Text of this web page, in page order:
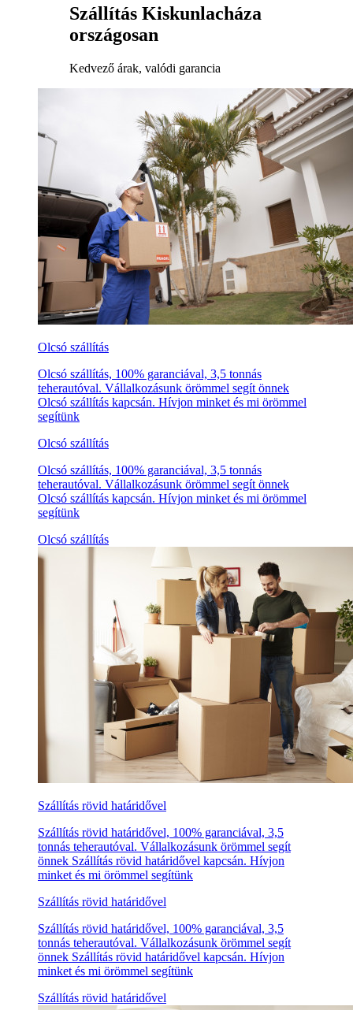
Szállítás Kiskunlacháza
országosan
Kedvező árak, valódi garancia
Olcsó szállítás
Olcsó szállítás, 100% garanciával, 3,5 tonnás
teherautóval. Vállalkozásunk örömmel segít önnek
Olcsó szállítás kapcsán. Hívjon minket és mi örömmel
segítünk
Olcsó szállítás
Olcsó szállítás, 100% garanciával, 3,5 tonnás
teherautóval. Vállalkozásunk örömmel segít önnek
Olcsó szállítás kapcsán. Hívjon minket és mi örömmel
segítünk
Olcsó szállítás
Szállítás rövid határidővel
Szállítás rövid határidővel, 100% garanciával, 3,5
tonnás teherautóval. Vállalkozásunk örömmel segít
önnek Szállítás rövid határidővel kapcsán. Hívjon
minket és mi örömmel segítünk
Szállítás rövid határidővel
Szállítás rövid határidővel, 100% garanciával, 3,5
tonnás teherautóval. Vállalkozásunk örömmel segít
önnek Szállítás rövid határidővel kapcsán. Hívjon
minket és mi örömmel segítünk
Szállítás rövid határidővel